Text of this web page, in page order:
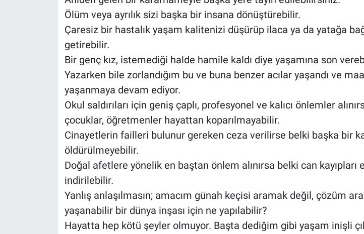
Ölüm veya ayrılık sizi başka bir insana dönüştürebilir.
Çaresiz bir hastalık yaşam kalitenizi düşürüp ilaca ya da yatağa
getirebilir.
Bir genç kız, istemediği halde hamile kaldı diye yaşamına son
Yazarken bile zorlandığım bu ve buna benzer acılar yaşandı ve
yaşanmaya devam ediyor.
Okul saldırıları için geniş çaplı, profesyonel ve kalıcı önlemler
çocuklar, öğretmenler hayattan koparılmayabilir.
Cinayetlerin failleri bulunur gereken ceza verilirse belki başka bir
öldürülmeyebilir.
Doğal afetlere yönelik en baştan önlem alınırsa belki can kayıpları
indirilebilir.
Yanlış anlaşılmasın; amacım günah keçisi aramak değil, çözüm
yaşanabilir bir dünya inşası için ne yapılabilir?
Hayatta hep kötü şeyler olmuyor. Başta dediğim gibi yaşam inişli